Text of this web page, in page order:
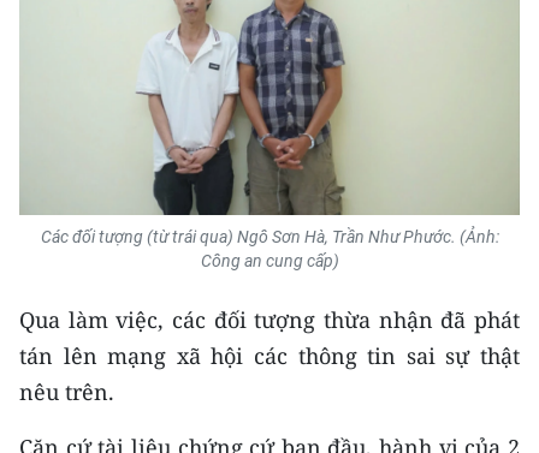
Media Thế giới
Media Thể thao
Media Giáo dục
Media Khoa học - Công nghệ
Ảnh
Infographic
Các đối tượng (từ trái qua) Ngô Sơn Hà, Trần Như Phước. (Ảnh:
Công an cung cấp)
Qua làm việc, các đối tượng thừa nhận đã phát
tán lên mạng xã hội các thông tin sai sự thật
nêu trên.